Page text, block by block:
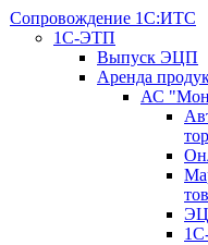
Сопровождение 1С:ИТС
1С-ЭТП
Выпуск ЭЦП
Аренда
АС